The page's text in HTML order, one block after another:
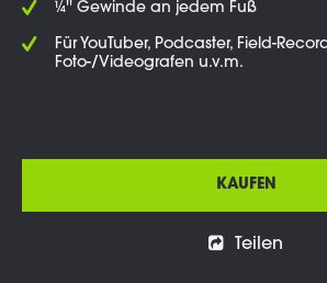
¼'' Gewinde an jedem Fuß
Für YouTuber, Podcaster, Field-
Foto-/Videografen u.v.m.
KAUFEN
Teilen